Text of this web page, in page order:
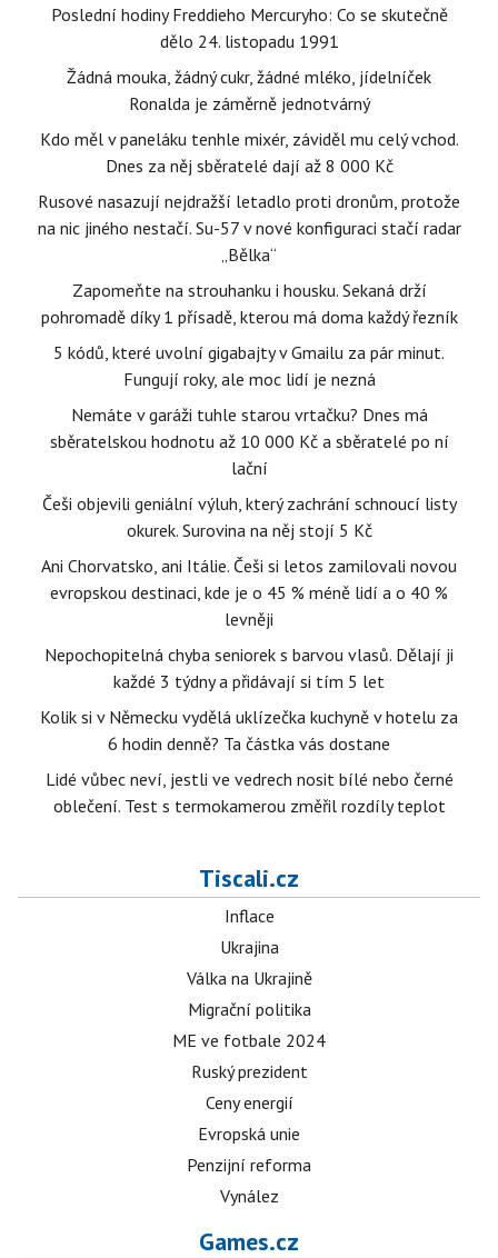
Poslední hodiny Freddieho Mercuryho: Co se skutečně
dělo 24. listopadu 1991
Žádná mouka, žádný cukr, žádné mléko, jídelníček
Ronalda je záměrně jednotvárný
Kdo měl v paneláku tenhle mixér, záviděl mu celý vchod.
Dnes za něj sběratelé dají až 8 000 Kč
Rusové nasazují nejdražší letadlo proti dronům, protože
na nic jiného nestačí. Su-57 v nové konfiguraci stačí radar
„Bělka“
Zapomeňte na strouhanku i housku. Sekaná drží
pohromadě díky 1 přísadě, kterou má doma každý řezník
5 kódů, které uvolní gigabajty v Gmailu za pár minut.
Fungují roky, ale moc lidí je nezná
Nemáte v garáži tuhle starou vrtačku? Dnes má
sběratelskou hodnotu až 10 000 Kč a sběratelé po ní
lační
Češi objevili geniální výluh, který zachrání schnoucí listy
okurek. Surovina na něj stojí 5 Kč
Ani Chorvatsko, ani Itálie. Češi si letos zamilovali novou
evropskou destinaci, kde je o 45 % méně lidí a o 40 %
levněji
Nepochopitelná chyba seniorek s barvou vlasů. Dělají ji
každé 3 týdny a přidávají si tím 5 let
Kolik si v Německu vydělá uklízečka kuchyně v hotelu za
6 hodin denně? Ta částka vás dostane
Lidé vůbec neví, jestli ve vedrech nosit bílé nebo černé
oblečení. Test s termokamerou změřil rozdíly teplot
Tiscali.cz
Inflace
Ukrajina
Válka na Ukrajině
Migrační politika
ME ve fotbale 2024
Ruský prezident
Ceny energií
Evropská unie
Penzijní reforma
Vynález
Games.cz